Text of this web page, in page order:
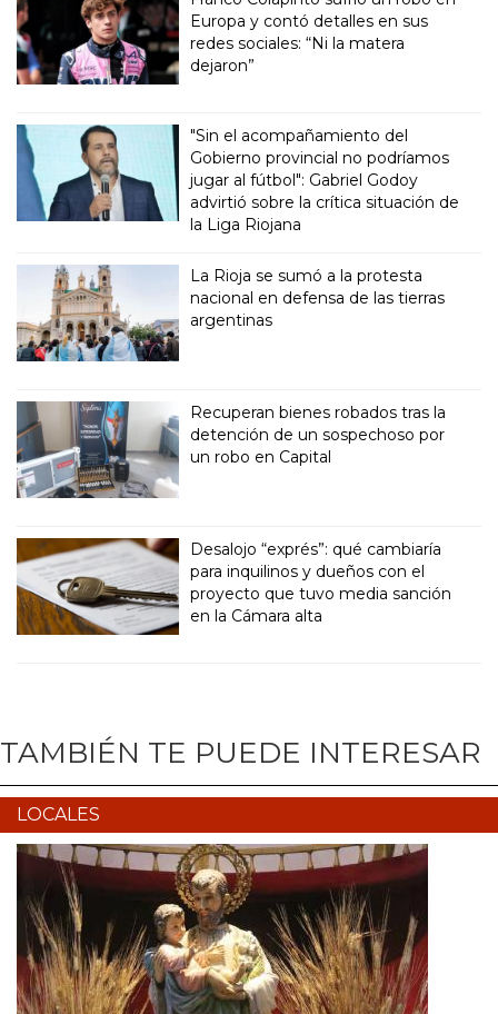
Europa y contó detalles en sus
redes sociales: “Ni la matera
dejaron”
"Sin el acompañamiento del
Gobierno provincial no podríamos
jugar al fútbol": Gabriel Godoy
advirtió sobre la crítica situación de
la Liga Riojana
La Rioja se sumó a la protesta
nacional en defensa de las tierras
argentinas
Recuperan bienes robados tras la
detención de un sospechoso por
un robo en Capital
Desalojo “exprés”: qué cambiaría
para inquilinos y dueños con el
proyecto que tuvo media sanción
en la Cámara alta
TAMBIÉN TE PUEDE INTERESAR
LOCALES